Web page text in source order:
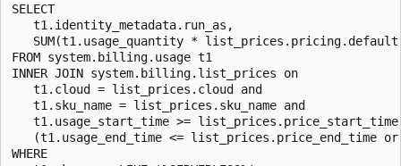
SELECT
   t1.identity_metadata.run_as,
SUM(t1.usage_quantity *
FROM system.billing.usage t1
INNER JOIN system.billing.list_prices on
   t1.cloud = list_prices.cloud and
   t1.sku_name = list_prices.sku_name and
t1.usage_start_time >= list_prices.price_start_time
(t1.usage_end_time <= list_prices.price_end_time
WHERE